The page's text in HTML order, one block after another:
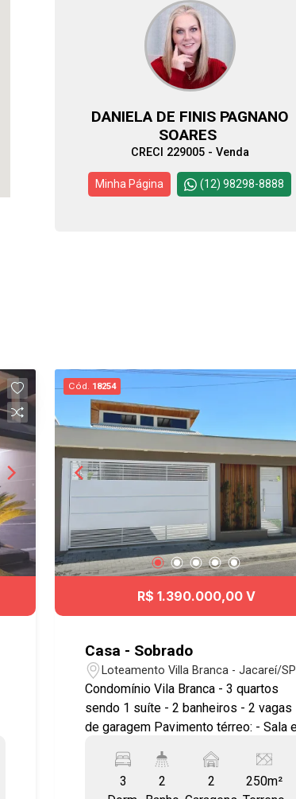
DANIELA DE FINIS PAGNANO
SOARES
CRECI 229005 - Venda
Minha Página (12) 98298-8888
Cód. 18254
R$ 1.390.000,00 V
Casa - Sobrado
Loteamento Villa Branca - Jacareí/SP
Condomínio Vila Branca - 3 quartos
sendo 1 suíte - 2 banheiros - 2 vagas
de garagem Pavimento térreo: - Sala e
Cozinha com móveis planejados -
Banheiro social - 3 Quartos - Suíte com
3
2
2
250m²